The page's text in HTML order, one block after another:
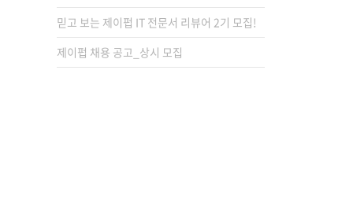
믿고 보는 제이펍 IT 전문서 리뷰어 2기 모집!
제이펍 채용 공고_상시 모집